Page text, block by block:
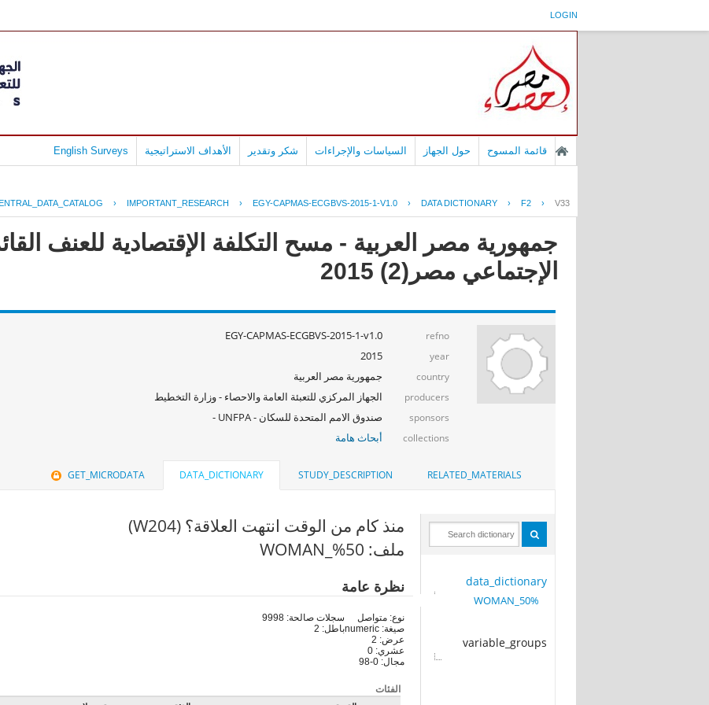
LOGIN
قائمة المسوح حول الجهاز السياسات والإجراءات شكر وتقدير الأهداف الاستراتيجية English Surveys
› IMPORTANT_RESEARCH › EGY-CAPMAS-ECGBVS-2015-1-V1.0 › DATA DICTIONARY › F2 › V33
جمهورية مصر العربية - مسح التكلفة الإقتصادية للعنف
الإجتماعي مصر(2) 2015
refno
EGY-CAPMAS-ECGBVS-2015-1-v1.0
year
2015
country جمهورية مصر العربية
producers الجهاز المركزي للتعبئة العامة والاحصاء - وزارة التخطيط
sponsors صندوق الامم المتحدة للسكان - UNFPA -
collections أبحاث هامة
RELATED_MATERIALS
STUDY_DESCRIPTION
DATA_DICTIONARY
GET_MICRODATA
data_dictionary
50%_WOMAN
variable_groups
منذ كام من الوقت انتهت العلاقة؟ (W204)
ملف: 50%_WOMAN
نظرة عامة
نوع: متواصل
صيغة: numeric
عرض: 2
عشري: 0
مجال: 0-98
سجلات صالحة: 9998
باطل: 2
الفئات